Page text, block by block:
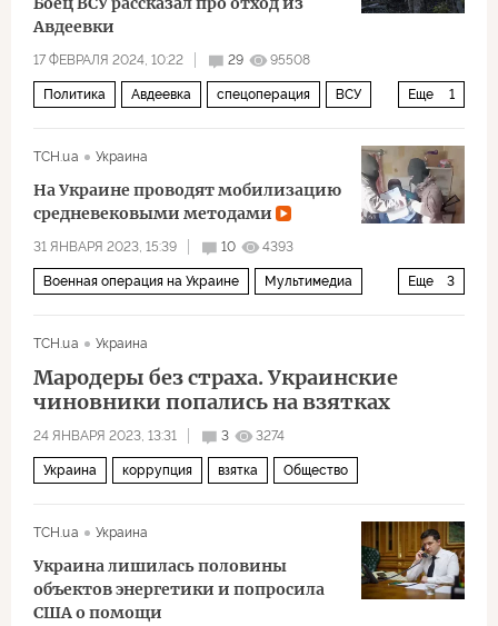
Авдеевки
17 ФЕВРАЛЯ 2024, 10:22 29 95508
Еще 1
Политика Авдеевка спецоперация ВСУ
ТСН.ua
Украина
На Украине проводят мобилизацию
средневековыми методами
31 ЯНВАРЯ 2023, 15:39 10 4393
Еще 3
Военная операция на Украине Мультимедиа
ТСН.ua Украина
Мародеры без страха. Украинские
чиновники попались на взятках
24 ЯНВАРЯ 2023, 13:31 3 3274
Украина коррупция взятка Общество
ТСН.ua Украина
Украина лишилась половины
объектов энергетики и попросила
США о помощи